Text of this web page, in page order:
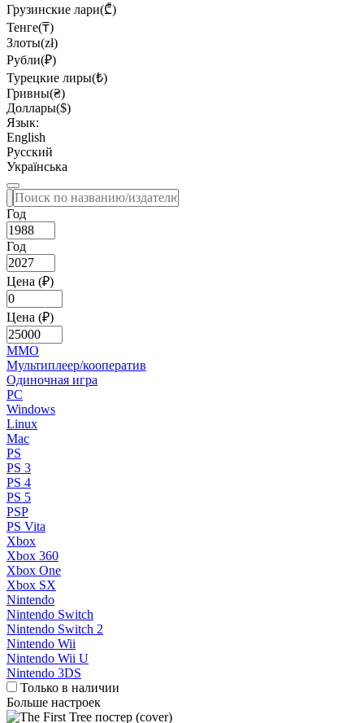
Грузинские лари(₾)
Тенге(₸)
Злоты(zł)
Рубли(₽)
Турецкие лиры(₺)
Гривны(₴)
Доллары($)
Язык:
English
Русский
Українська
Год
Год
Цена (₽)
Цена (₽)
MMO
Мультиплеер/кооператив
Одиночная игра
PC
Windows
Linux
Mac
PS
PS 3
PS 4
PS 5
PSP
PS Vita
Xbox
Xbox 360
Xbox One
Xbox SX
Nintendo
Nintendo Switch
Nintendo Switch 2
Nintendo Wii
Nintendo Wii U
Nintendo 3DS
Только в наличии
Больше настроек